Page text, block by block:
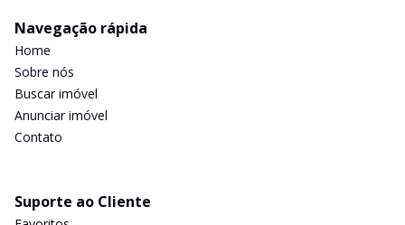
Navegação rápida
Home
Sobre nós
Buscar imóvel
Anunciar imóvel
Contato
Suporte ao Cliente